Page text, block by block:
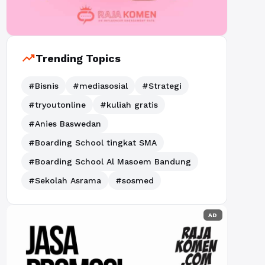
trending_upTrending Topics
#Bisnis #mediasosial
#Strategi
#tryoutonline
#kuliah gratis
#Anies Baswedan
#Boarding School tingkat SMA
#Boarding School Al Masoem Bandung
#Sekolah Asrama
#sosmed
AD